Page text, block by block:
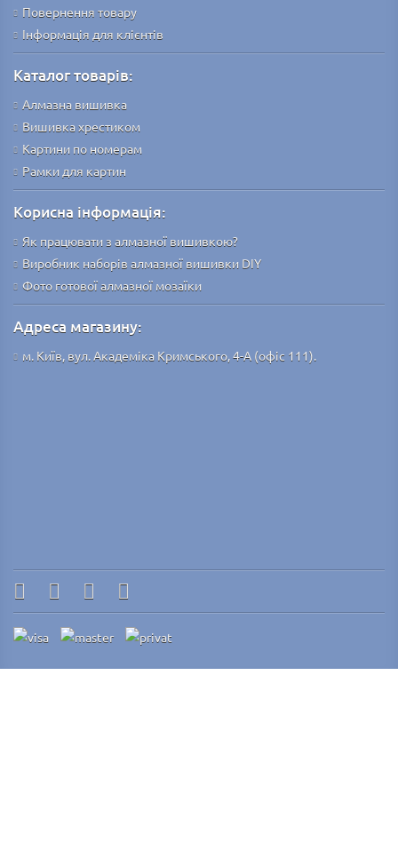
Повернення товару
Інформація для клієнтів
Каталог товарів:
Алмазна вишивка
Вишивка хрестиком
Картини по номерам
Рамки для картин
Корисна інформація:
Як працювати з алмазної вишивкою?
Виробник наборів алмазної вишивки DIY
Фото готової алмазної мозаїки
Адреса магазину:
м. Київ, вул. Академіка Кримського, 4-А (офіс 111).